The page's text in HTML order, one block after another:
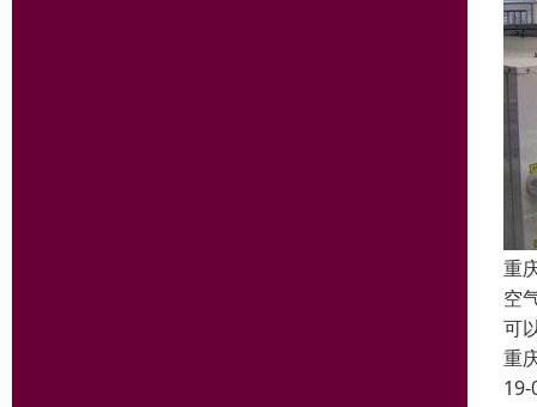
重
空
可
重
19-